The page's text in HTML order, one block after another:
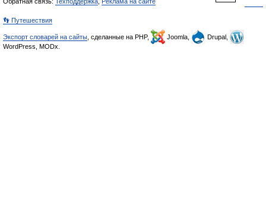
👣 Путешествия
Экспорт словарей на сайты , сделанные на PHP, Joomla,
Drupal,
WordPress, MODx.